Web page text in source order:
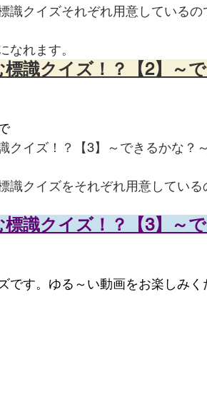
識クイズそれぞれ用意しているの
なれます。
識クイズ！？【2】～
クイズ！？【3】～できるかな？～
識クイズをそれぞれ用意している
識クイズ！？【3】～
です。ゆる～い動画をお楽しみく